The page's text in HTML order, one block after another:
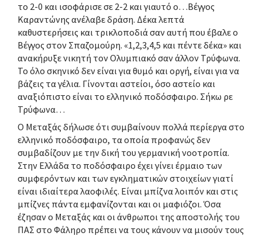
το 2-0 και ισοφάρισε σε 2-2 και γιαυτό ο…Βέγγος
Καραντώνης ανέλαβε δράση. Δέκα λεπτά
καθυστερήσεις και τρικλοποδιά σαν αυτή που έβαλε ο
Βέγγος στον Σπαζομούρη. «1,2,3,4,5 και πέντε δέκα» και
ανακήρυξε νικητή τον Ολυμπιακό σαν άλλον Τρύφωνα.
Το όλο σκηνικό δεν είναι για θυμό και οργή, είναι για να
βάζεις τα γέλια. Γίνονται αστείοι, όσο αστείο και
αναξιόπιστο είναι το ελληνικό ποδόσφαιρο. Σήκω ρε
Τρύφωνα…
Ο Μεταξάς δήλωσε ότι συμβαίνουν πολλά περίεργα στο
ελληνικό ποδόσφαιρο, τα οποία προφανώς δεν
συμβαδίζουν με την δική του γερμανική νοοτροπία.
Στην Ελλάδα το ποδόσφαιρο έχει γίνει έρμαιο των
συμφερόντων και των εγκληματικών στοιχείων γιατί
είναι ιδιαίτερα λαοφιλές. Είναι μπίζνα λοιπόν και στις
μπίζνες πάντα εμφανίζονται και οι μαφιόζοι. Όσα
έζησαν ο Μεταξάς και οι άνθρωποι της αποστολής του
ΠΑΣ στο Φάληρο πρέπει να τους κάνουν να μισούν τους